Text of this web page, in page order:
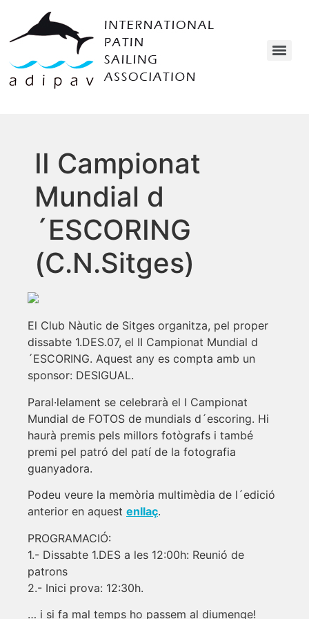
II Campionat
Mundial d
´ESCORING
(C.N.Sitges)
El Club Nàutic de Sitges organitza, pel proper
dissabte 1.DES.07, el II Campionat Mundial d
´ESCORING. Aquest any es compta amb un
sponsor: DESIGUAL.
Paral·lelament se celebrarà el I Campionat
Mundial de FOTOS de mundials d´escoring. Hi
haurà premis pels millors fotògrafs i també
premi pel patró del patí de la fotografia
guanyadora.
Podeu veure la memòria multimèdia de l´edició
anterior en aquest enllaç.
PROGRAMACIÓ:
1.- Dissabte 1.DES a les 12:00h: Reunió de
patrons
2.- Inici prova: 12:30h.
… i si fa mal temps ho passem al diumenge!